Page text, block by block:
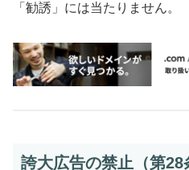
「勧誘」には当たりません。
誇大広告の禁止（第28